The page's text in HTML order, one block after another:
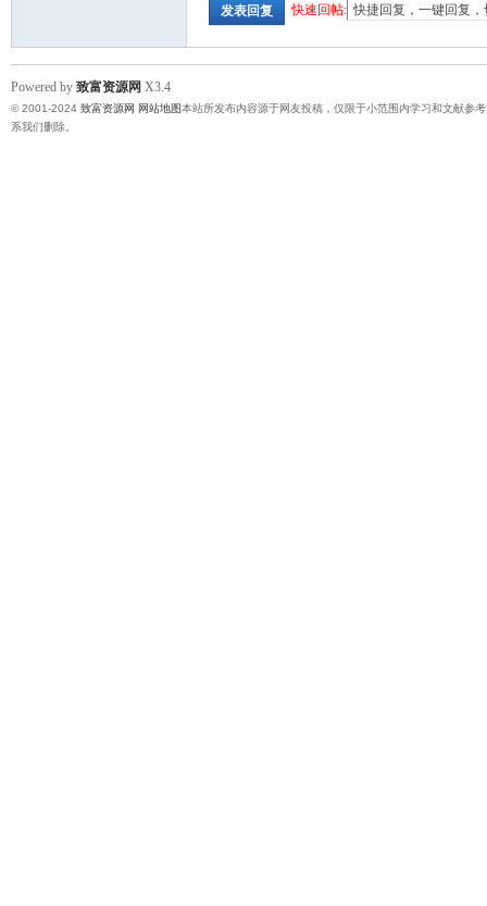
发表回复 快速回帖:
Powered by 致富资源网 X3.4
© 2001-2024 致富资源网 网站地图本站所发布内容源于网友投稿，仅限于小范围内学习和文献参
系我们删除。